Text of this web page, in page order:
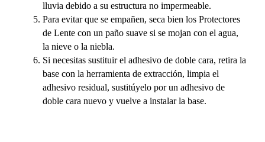
lluvia debido a su estructura no impermeable.
Para evitar que se empañen, seca bien los Protectores
de Lente con un paño suave si se mojan con el agua,
la nieve o la niebla.
Si necesitas sustituir el adhesivo de doble cara, retira la
base con la herramienta de extracción, limpia el
adhesivo residual, sustitúyelo por un adhesivo de
doble cara nuevo y vuelve a instalar la base.